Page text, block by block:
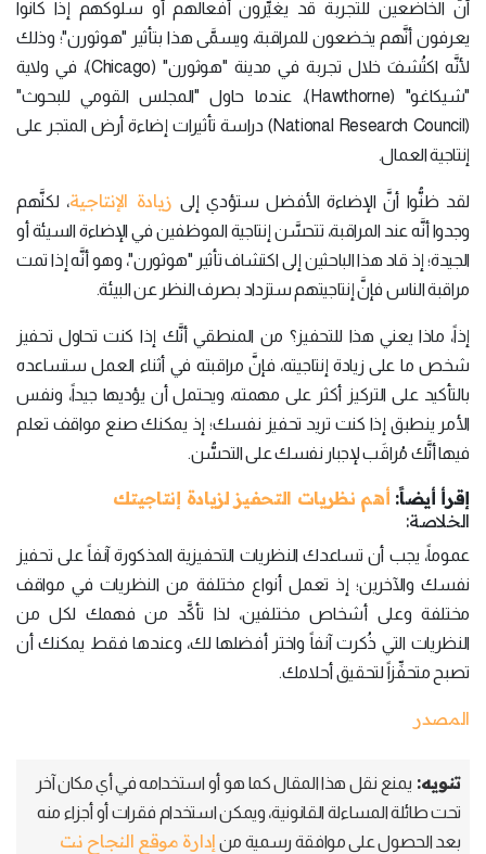
أنَّ الخاضعين للتجربة قد يغيِّرون أفعالهم أو سلوكهم إذا كانوا
يعرفون أنَّهم يخضعون للمراقبة، ويسمَّى هذا بتأثير "هوثورن"؛ وذلك
لأنَّه اكتُشفَ خلال تجربة في مدينة "هوثورن" (Chicago)، في ولاية
"شيكاغو" (Hawthorne)، عندما حاول "المجلس القومي للبحوث"
(National Research Council) دراسة تأثيرات إضاءة أرض المتجر على
إنتاجية العمال.
لقد ظنُّوا أنَّ الإضاءة الأفضل ستؤدي إلى زيادة الإنتاجية، لكنَّهم
وجدوا أنَّه عند المراقبة، تتحسَّن إنتاجية الموظفين في الإضاءة السيئة أو
الجيدة؛ إذ قاد هذا الباحثين إلى اكتشاف تأثير "هوثورن"، وهو أنَّه إذا تمت
مراقبة الناس فإنَّ إنتاجيتهم ستزداد بصرف النظر عن البيئة.
إذاً، ماذا يعني هذا للتحفيز؟ من المنطقي أنَّك إذا كنت تحاول تحفيز
شخص ما على زيادة إنتاجيته، فإنَّ مراقبته في أثناء العمل ستساعده
بالتأكيد على التركيز أكثر على مهمته، ويحتمل أن يؤديها جيداً، ونفس
الأمر ينطبق إذا كنت تريد تحفيز نفسك؛ إذ يمكنك صنع مواقف تعلم
فيها أنَّك مُراقَب لإجبار نفسك على التحسُّن.
إقرأ أيضاً: أهم نظريات التحفيز لزيادة إنتاجيتك
الخلاصة:
عموماً، يجب أن تساعدك النظريات التحفيزية المذكورة آنفاً على تحفيز
نفسك والآخرين؛ إذ تعمل أنواع مختلفة من النظريات في مواقف
مختلفة وعلى أشخاص مختلفين، لذا تأكَّد من فهمك لكل من
النظريات التي ذُكرت آنفاً واختر أفضلها لك، وعندها فقط يمكنك أن
تصبح متحفِّزاً لتحقيق أحلامك.
المصدر
تنويه: يمنع نقل هذا المقال كما هو أو استخدامه في أي مكان آخر
تحت طائلة المساءلة القانونية، ويمكن استخدام فقرات أو أجزاء منه
بعد الحصول على موافقة رسمية من إدارة موقع النجاح نت